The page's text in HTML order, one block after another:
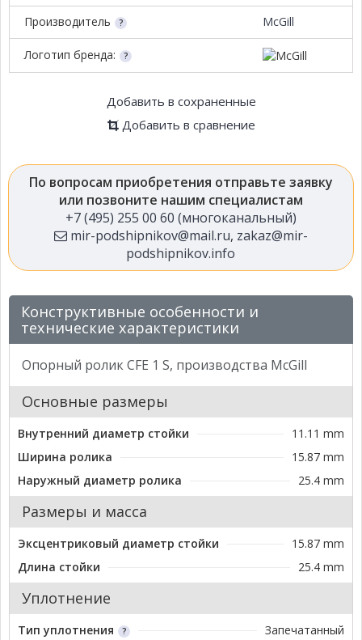
Производитель McGill
Логотип бренда:
Добавить в сохраненные
Добавить в сравнение
По вопросам приобретения отправьте заявку
или позвоните нашим специалистам
+7 (495) 255 00 60 (многоканальный)
mir-podshipnikov@mail.ru, zakaz@mir-
podshipnikov.info
Конструктивные особенности и
технические характеристики
Опорный ролик CFE 1 S, производства McGill
Основные размеры
Внутренний диаметр стойки
11.11 mm
Ширина ролика
15.87 mm
Наружный диаметр ролика
25.4 mm
Размеры и масса
Эксцентриковый диаметр стойки
15.87 mm
Длина стойки
25.4 mm
Уплотнение
Тип уплотнения Запечатанный